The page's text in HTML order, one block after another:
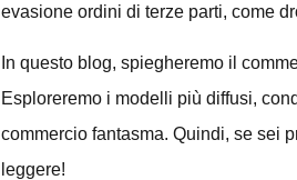
evasione ordini di terze parti, come
In questo blog, spiegheremo il
Esploreremo i modelli più diffusi,
commercio fantasma. Quindi, se sei
leggere!